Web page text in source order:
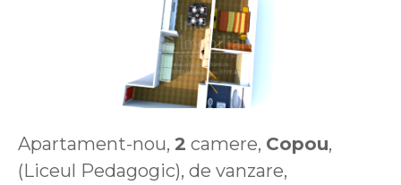
Apartament-nou, 2 camere, Copou,
(Liceul Pedagogic), de vanzare,